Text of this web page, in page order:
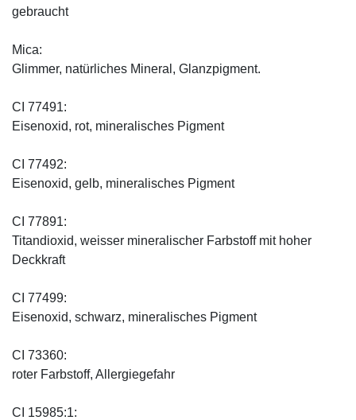
gebraucht
Mica:
Glimmer, natürliches Mineral, Glanzpigment.
CI 77491:
Eisenoxid, rot, mineralisches Pigment
CI 77492:
Eisenoxid, gelb, mineralisches Pigment
CI 77891:
Titandioxid, weisser mineralischer Farbstoff mit hoher
Deckkraft
CI 77499:
Eisenoxid, schwarz, mineralisches Pigment
CI 73360:
roter Farbstoff, Allergiegefahr
CI 15985:1: